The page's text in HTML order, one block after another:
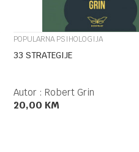
POPULARNA PSIHOLOGIJA
33 STRATEGIJE
Autor : Robert Grin
20,00 KM